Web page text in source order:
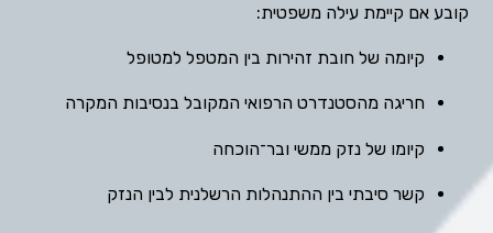
קובע אם קיימת עילה משפטית:
קיומה של חובת זהירות בין המטפל למטופל
חריגה מהסטנדרט הרפואי המקובל בנסיבות המקרה
קיומו של נזק ממשי ובר־הוכחה
קשר סיבתי בין ההתנהלות הרשלנית לבין הנזק